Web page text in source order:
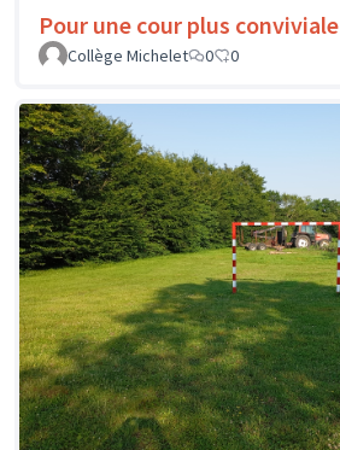
Pour une cour plus conviviale
Collège Michelet
0 0